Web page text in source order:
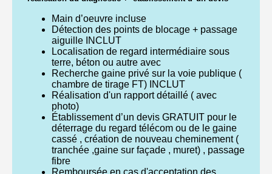
Main d’oeuvre incluse
Détection des points de blocage + passage
aiguille INCLUT
Localisation de regard intermédiaire sous
terre, béton ou autre avec
Recherche gaine privé sur la voie publique (
chambre de tirage FT) INCLUT
Réalisation d'un rapport détaillé ( avec
photo)
Établissement d’un devis GRATUIT pour le
déterrage du regard télécom ou de le gaine
cassé , création de nouveau cheminement (
tranchée ,gaine sur façade , muret) , passage
fibre